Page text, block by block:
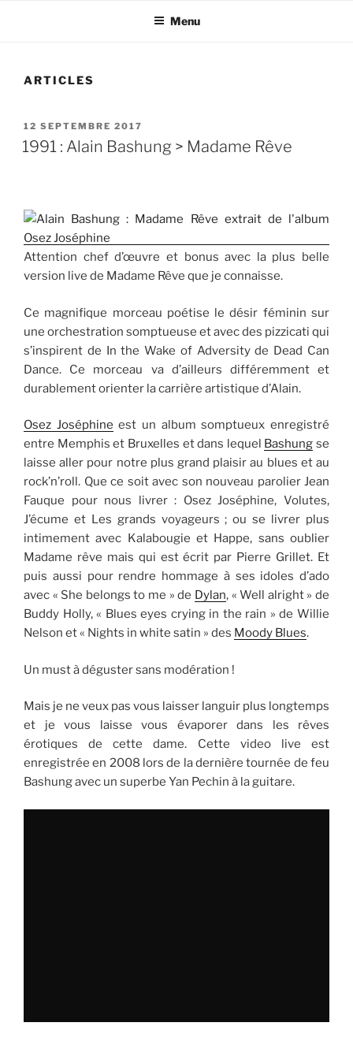
Menu
ARTICLES
PUBLIÉ
LE
12 SEPTEMBRE 2017
1991 : Alain Bashung > Madame Rêve
Attention chef d’œuvre et bonus avec la plus belle
version live de Madame Rêve que je connaisse.
Ce magnifique morceau poétise le désir féminin sur
une orchestration somptueuse et avec des pizzicati qui
s’inspirent de In the Wake of Adversity de Dead Can
Dance. Ce morceau va d’ailleurs différemment et
durablement orienter la carrière artistique d’Alain.
Osez Joséphine est un album somptueux enregistré
entre Memphis et Bruxelles et dans lequel Bashung se
laisse aller pour notre plus grand plaisir au blues et au
rock’n’roll. Que ce soit avec son nouveau parolier Jean
Fauque pour nous livrer : Osez Joséphine, Volutes,
J’écume et Les grands voyageurs ; ou se livrer plus
intimement avec Kalabougie et Happe, sans oublier
Madame rêve mais qui est écrit par Pierre Grillet. Et
puis aussi pour rendre hommage à ses idoles d’ado
avec « She belongs to me » de Dylan, « Well alright » de
Buddy Holly, « Blues eyes crying in the rain » de Willie
Nelson et « Nights in white satin » des Moody Blues.
Un must à déguster sans modération !
Mais je ne veux pas vous laisser languir plus longtemps
et je vous laisse vous évaporer dans les rêves
érotiques de cette dame. Cette video live est
enregistrée en 2008 lors de la dernière tournée de feu
Bashung avec un superbe Yan Pechin à la guitare.